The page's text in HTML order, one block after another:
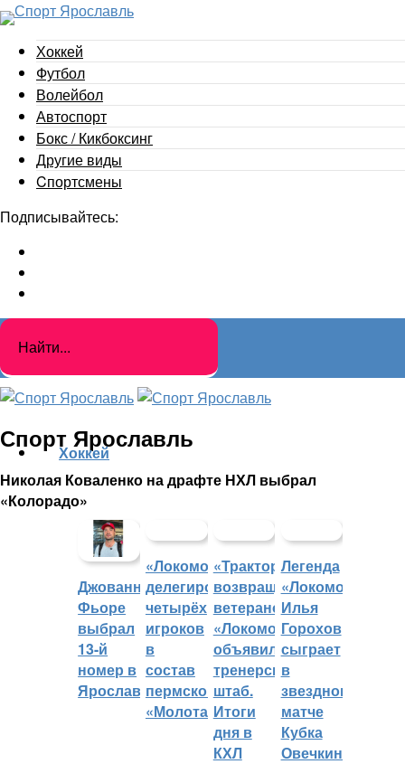
Хоккей
Футбол
Волейбол
Автоспорт
Бокс / Кикбоксинг
Другие виды
Cпортсмены
Подписывайтесь:
Спорт Ярославль
Николая Коваленко на драфте НХЛ выбрал
«Колорадо»
Хоккей
Джованни
Фьоре
выбрал
13-й
номер в
Ярославле
«Локомотив»
делегировал
четырёх
игроков
в
состав
пермского
«Молота»
«Трактор»
возвращает
ветеранов,
«Локомотив»
объявил
тренерский
штаб.
Итоги
дня в
КХЛ
Легенда
«Локомотива»
Илья
Горохов
сыграет
в
звездном
матче
Кубка
Овечкина